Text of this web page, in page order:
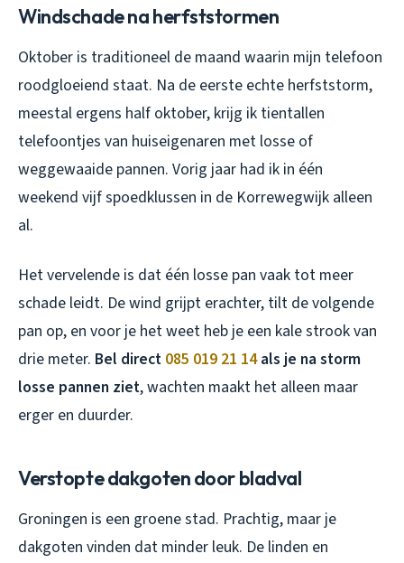
Windschade na herfststormen
Oktober is traditioneel de maand waarin mijn telefoon
roodgloeiend staat. Na de eerste echte herfststorm,
meestal ergens half oktober, krijg ik tientallen
telefoontjes van huiseigenaren met losse of
weggewaaide pannen. Vorig jaar had ik in één
weekend vijf spoedklussen in de Korrewegwijk alleen
al.
Het vervelende is dat één losse pan vaak tot meer
schade leidt. De wind grijpt erachter, tilt de volgende
pan op, en voor je het weet heb je een kale strook van
drie meter. Bel direct 085 019 21 14als je na storm
losse pannen ziet, wachten maakt het alleen maar
erger en duurder.
Verstopte dakgoten door bladval
Groningen is een groene stad. Prachtig, maar je
dakgoten vinden dat minder leuk. De linden en